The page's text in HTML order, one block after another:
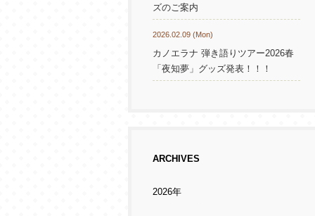
ズのご案内
2026.02.09 (Mon)
カノエラナ 弾き語りツアー2026春
「夜知夢」グッズ発表！！！
ARCHIVES
2026年